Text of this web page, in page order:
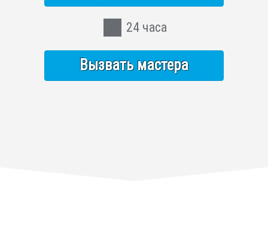
24 часа
Вызвать мастера